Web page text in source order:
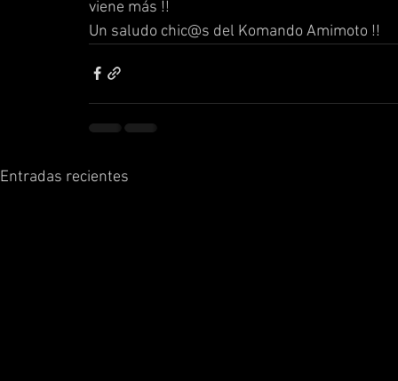
viene más !!
Un saludo chic@s del Komando Amimoto !!
Entradas recientes